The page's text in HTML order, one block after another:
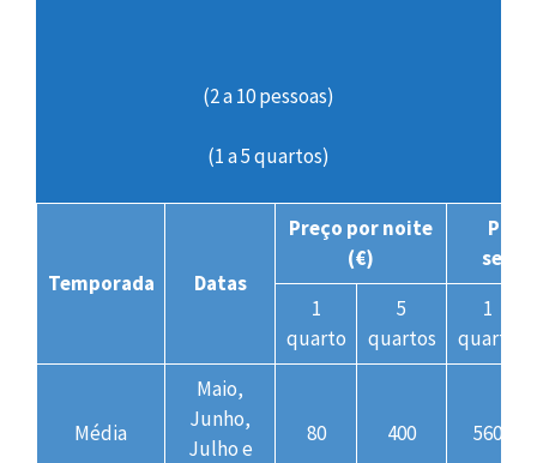
(2 a 10 pessoas)
(1 a 5 quartos)
Temporada Datas
Preço por noite
(€)
1
quarto
5
quartos
1
quarto
Média
Maio,
Junho,
Julho e
80 400 560